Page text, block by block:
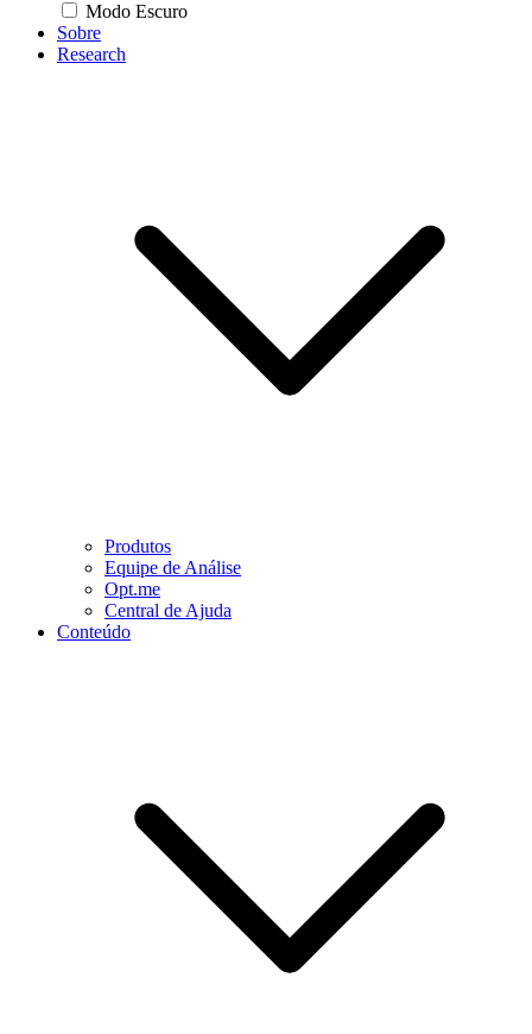
Modo Escuro
Sobre
Research
Produtos
Equipe de Análise
Opt.me
Central de Ajuda
Conteúdo